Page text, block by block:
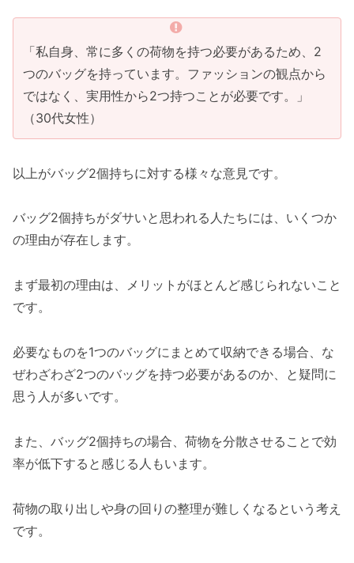
「私自身、常に多くの荷物を持つ必要があるため、2
つのバッグを持っています。ファッションの観点から
ではなく、実用性から2つ持つことが必要です。」
（30代女性）
以上がバッグ2個持ちに対する様々な意見です。
バッグ2個持ちがダサいと思われる人たちには、いくつか
の理由が存在します。
まず最初の理由は、メリットがほとんど感じられないこと
です。
必要なものを1つのバッグにまとめて収納できる場合、な
ぜわざわざ2つのバッグを持つ必要があるのか、と疑問に
思う人が多いです。
また、バッグ2個持ちの場合、荷物を分散させることで効
率が低下すると感じる人もいます。
荷物の取り出しや身の回りの整理が難しくなるという考え
です。